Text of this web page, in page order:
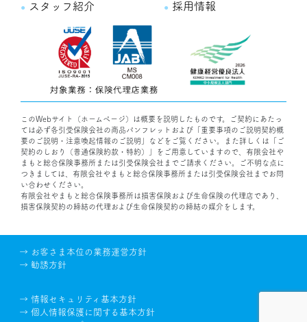
スタッフ紹介
採用情報
このWebサイト（ホームページ）は概要を説明したものです。ご契約にあたっ
ては必ず各引受保険会社の商品パンフレットおよび「重要事項のご説明契約概
要のご説明・注意喚起情報のご説明」などをご覧ください。また詳しくは「ご
契約のしおり（普通保険約款・特約）」をご用意していますので、有限会社や
まもと総合保険事務所または引受保険会社までご請求ください。ご不明な点に
つきましては、有限会社やまもと総合保険事務所または引受保険会社までお問
い合わせください。
有限会社やまもと総合保険事務所は損害保険および生命保険の代理店であり、
損害保険契約の締結の代理および生命保険契約の締結の媒介をします。
→ お客さま本位の業務運営方針
→ 勧誘方針
→ 情報セキュリティ基本方針
→ 個人情報保護に関する基本方針